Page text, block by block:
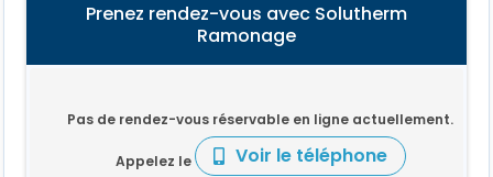
Prenez rendez-vous avec Solutherm
Ramonage
Pas de rendez-vous réservable en ligne actuellement.
Appelez le Voir le téléphone